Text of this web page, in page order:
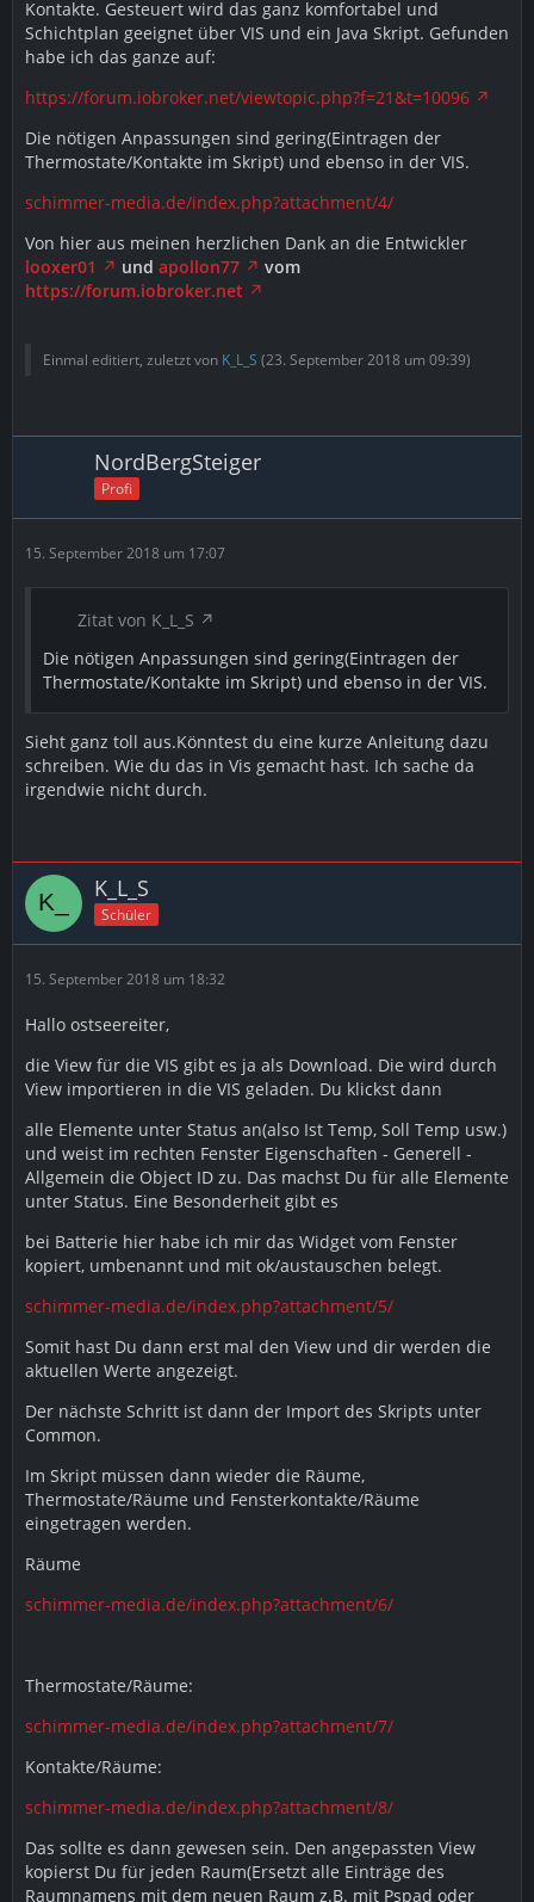
Kontakte. Gesteuert wird das ganz komfortabel und
Schichtplan geeignet über VIS und ein Java Skript. Gefunden
habe ich das ganze auf:
https://forum.iobroker.net/viewtopic.php?f=21&t=10096
Die nötigen Anpassungen sind gering(Eintragen der
Thermostate/Kontakte im Skript) und ebenso in der VIS.
schimmer-media.de/index.php?attachment/4/
Von hier aus meinen herzlichen Dank an die Entwickler
looxer01
und apollon77
vom
https://forum.iobroker.net
Einmal editiert, zuletzt von K_L_S (23. September 2018 um 09:39)
NordBergSteiger
Profi
15. September 2018 um 17:07
Zitat von K_L_S
Die nötigen Anpassungen sind gering(Eintragen der
Thermostate/Kontakte im Skript) und ebenso in der VIS.
Sieht ganz toll aus.Könntest du eine kurze Anleitung dazu
schreiben. Wie du das in Vis gemacht hast. Ich sache da
irgendwie nicht durch.
K_L_S
Schüler
15. September 2018 um 18:32
Hallo ostseereiter,
die View für die VIS gibt es ja als Download. Die wird durch
View importieren in die VIS geladen. Du klickst dann
alle Elemente unter Status an(also Ist Temp, Soll Temp usw.)
und weist im rechten Fenster Eigenschaften - Generell -
Allgemein die Object ID zu. Das machst Du für alle Elemente
unter Status. Eine Besonderheit gibt es
bei Batterie hier habe ich mir das Widget vom Fenster
kopiert, umbenannt und mit ok/austauschen belegt.
schimmer-media.de/index.php?attachment/5/
Somit hast Du dann erst mal den View und dir werden die
aktuellen Werte angezeigt.
Der nächste Schritt ist dann der Import des Skripts unter
Common.
Im Skript müssen dann wieder die Räume,
Thermostate/Räume und Fensterkontakte/Räume
eingetragen werden.
Räume
schimmer-media.de/index.php?attachment/6/
Thermostate/Räume:
schimmer-media.de/index.php?attachment/7/
Kontakte/Räume:
schimmer-media.de/index.php?attachment/8/
Das sollte es dann gewesen sein. Den angepassten View
kopierst Du für jeden Raum(Ersetzt alle Einträge des
Raumnamens mit dem neuen Raum z.B. mit Pspad oder